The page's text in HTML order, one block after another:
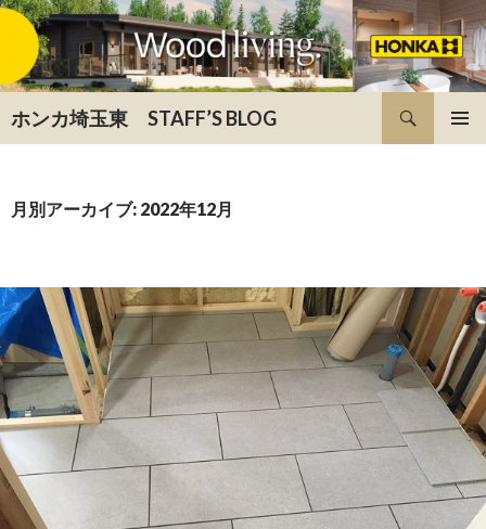
ホンカ埼玉東 STAFF’S BLOG
月別アーカイブ: 2022年12月